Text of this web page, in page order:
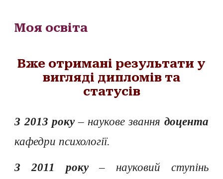
Моя освіта
Вже отримані результати у
вигляді дипломів та
статусів
З 2013 року– наукове звання доцента
кафедри психології.
З 2011 року – науковий ступінь